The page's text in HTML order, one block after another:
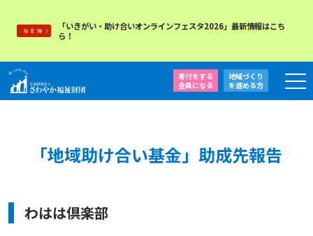
「いきがい・助け合いオンラインフェスタ2026」最新情報はこち
ら！
寄付をする
会員になる
地域づくり
を進める方
「地域助け合い基金」助成先報告
わはは倶楽部